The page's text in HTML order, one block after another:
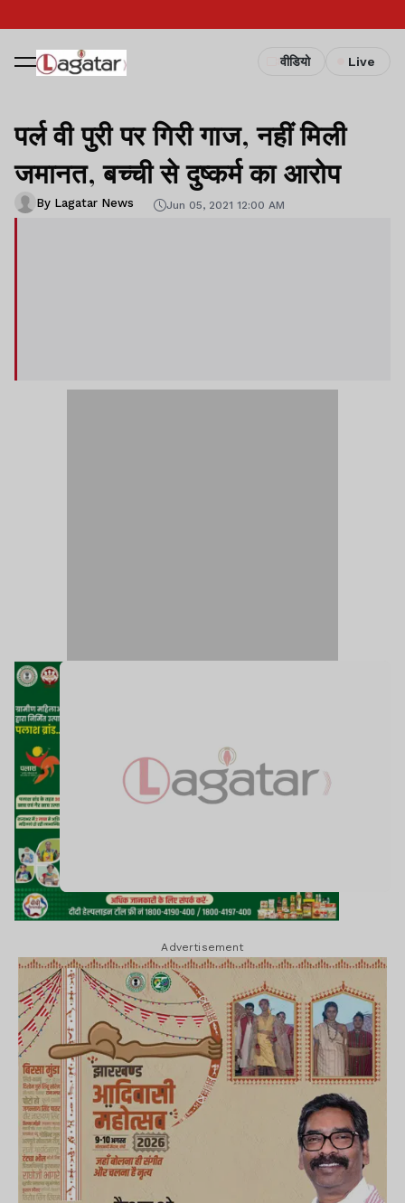
वीडियो Live
पर्ल वी पुरी पर गिरी गाज, नहीं मिली
जमानत, बच्ची से दुष्कर्म का आरोप
By Lagatar News Jun 05, 2021 12:00 AM
Advertisement